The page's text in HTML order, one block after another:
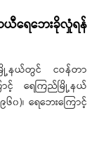
ရေဘေးခိုလှုံရန်
မြို့နယ်တွင် ငဝန်တာ
ောင့် ရေကြည်မြို့နယ်
၆၀)၊ ရေဘေးကြောင့်